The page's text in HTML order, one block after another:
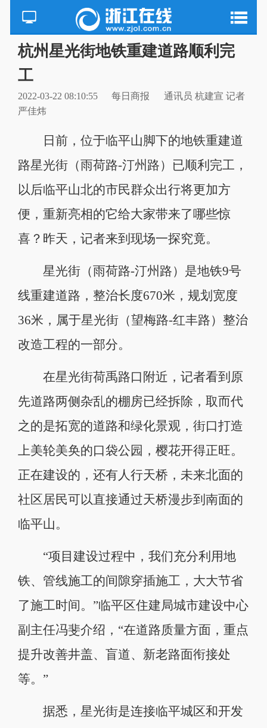
杭州星光街地铁重建道路顺利完
工
2022-03-22 08:10:55 每日商报
通讯员 杭建宣 记者
严佳炜
日前，位于临平山脚下的地铁重建道
路星光街（雨荷路-汀州路）已顺利完工，
以后临平山北的市民群众出行将更加方
便，重新亮相的它给大家带来了哪些惊
喜？昨天，记者来到现场一探究竟。
星光街（雨荷路-汀州路）是地铁9号
线重建道路，整治长度670米，规划宽度
36米，属于星光街（望梅路-红丰路）整治
改造工程的一部分。
在星光街荷禹路口附近，记者看到原
先道路两侧杂乱的棚房已经拆除，取而代
之的是拓宽的道路和绿化景观，街口打造
上美轮美奂的口袋公园，樱花开得正旺。
正在建设的，还有人行天桥，未来北面的
社区居民可以直接通过天桥漫步到南面的
临平山。
“项目建设过程中，我们充分利用地
铁、管线施工的间隙穿插施工，大大节省
了施工时间。”临平区住建局城市建设中心
副主任冯斐介绍，“在道路质量方面，重点
提升改善井盖、盲道、新老路面衔接处
等。”
据悉，星光街是连接临平城区和开发